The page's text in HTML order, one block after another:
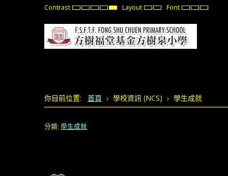
Contrast Default
NightHigh
Black
White
mode
High
Black
Yellow
mode
High
Yellow
Black
mode
Layout FixedWideFont Set
Font
Set
Font
Set
你目前位置: 首頁 學校資訊 (NCS) 學生成就
分類: 學生成就